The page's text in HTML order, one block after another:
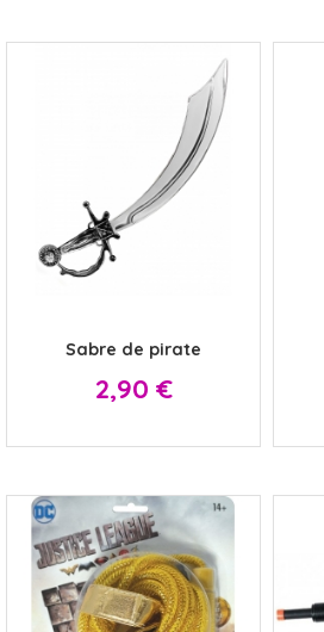
Sabre de pirate
Prix
2,90 €